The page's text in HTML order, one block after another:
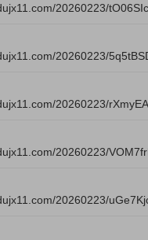
20260223/
20260223/
20260223/
20260223/
20260223/